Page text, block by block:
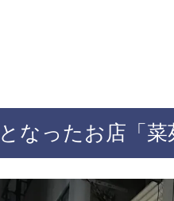
なったお店「